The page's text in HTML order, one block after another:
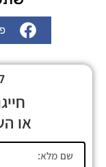
או